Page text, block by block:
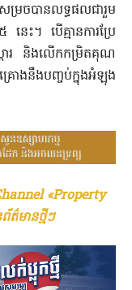
បានលទ្ធផលជារួម
េះ។ បើគ្មានការប្រែ
ារ និងលើកកម្រិតគុណ
ោងនឹងបញ្ចប់ក្នុងអំឡុង
«Property
មានថ្មីៗ